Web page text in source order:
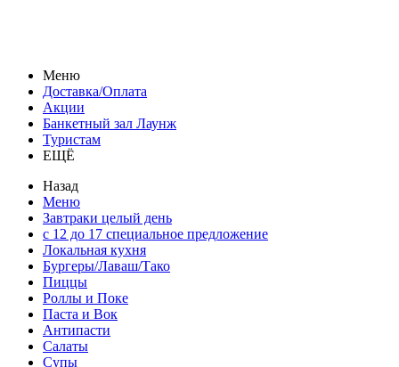
Меню
Доставка/Оплата
Акции
Банкетный зал Лаунж
Туристам
ЕЩЁ
Назад
Меню
Завтраки целый день
с 12 до 17 специальное предложение
Локальная кухня
Бургеры/Лаваш/Тако
Пиццы
Роллы и Поке
Паста и Вок
Антипасти
Салаты
Супы